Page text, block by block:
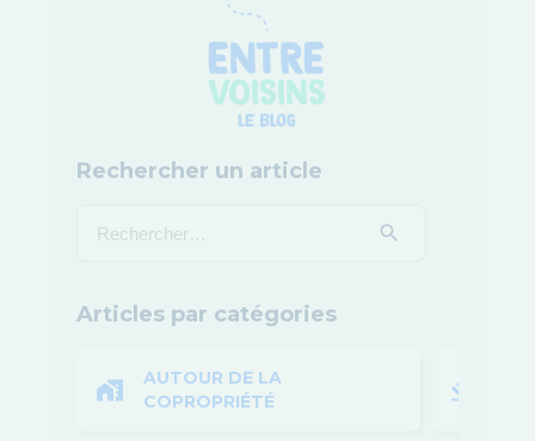
Rechercher un article
Articles par catégories
AUTOUR DE LA
COPROPRIÉTÉ